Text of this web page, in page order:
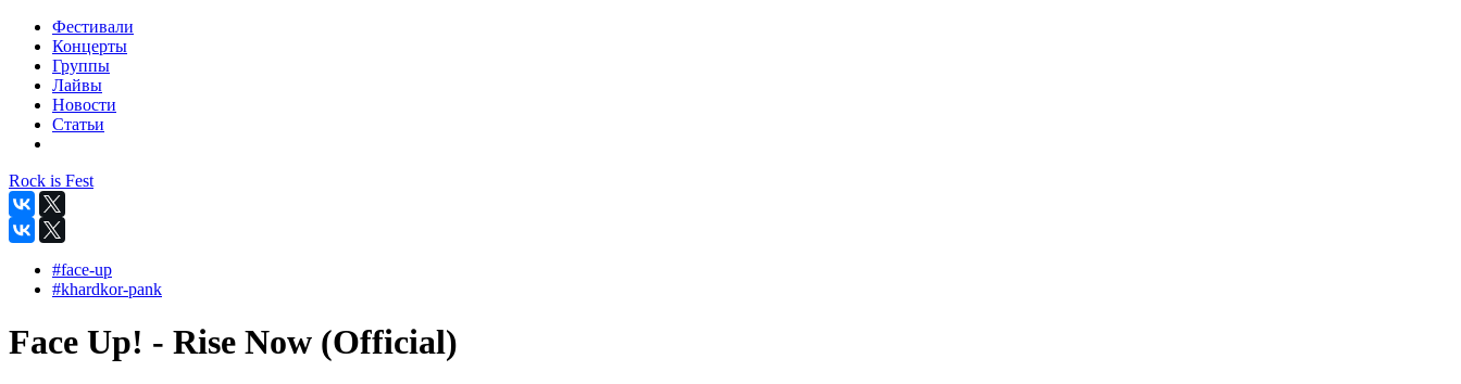
Фестивали
Концерты
Группы
Лайвы
Новости
Статьи
Rock is Fest
#face-up
#khardkor-pank
Face Up! - Rise Now (Official)